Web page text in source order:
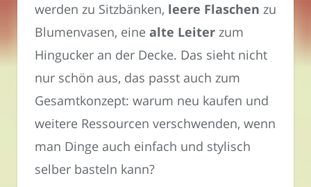
werden zu Sitzbänken, leere Flaschen zu
Blumenvasen, eine alte Leiter zum
Hingucker an der Decke. Das sieht nicht
nur schön aus, das passt auch zum
Gesamtkonzept: warum neu kaufen und
weitere Ressourcen verschwenden, wenn
man Dinge auch einfach und stylisch
selber basteln kann?